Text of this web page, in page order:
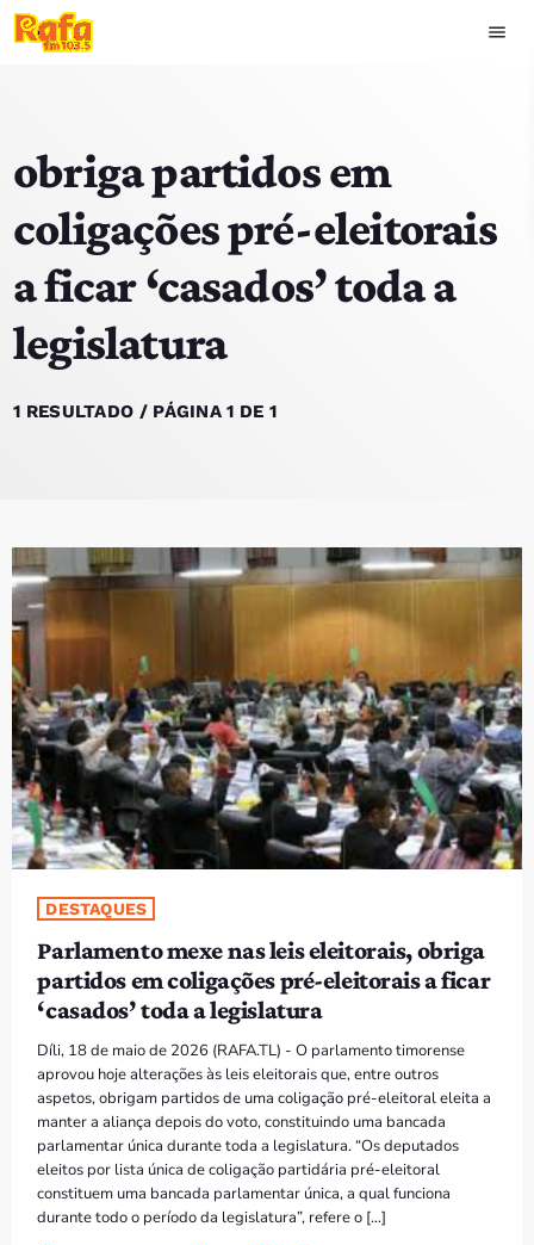
menu
play_arrow OUVIR RAFA
HOME
NOTÍCIAS
EQUIPA
PROGRAMAS
VIDEOS
EVENTOS
CONTACTOS
PORTUGUÊS keyboard_arrow_down
TÉTUM
PORTUGUÊS
PRÓXIMOS PROGRAMAS
obriga partidos em
coligações pré-eleitorais
a ficar ‘casados’ toda a
legislatura
1 RESULTADO / PÁGINA 1 DE 1
DESTAQUES
Parlamento mexe nas leis eleitorais, obriga
partidos em coligações pré-eleitorais a ficar
‘casados’ toda a legislatura
Díli, 18 de maio de 2026 (RAFA.TL) - O parlamento timorense
aprovou hoje alterações às leis eleitorais que, entre outros
aspetos, obrigam partidos de uma coligação pré-eleitoral eleita a
manter a aliança depois do voto, constituindo uma bancada
parlamentar única durante toda a legislatura. “Os deputados
eleitos por lista única de coligação partidária pré-eleitoral
constituem uma bancada parlamentar única, a qual funciona
durante todo o período da legislatura”, refere o […]